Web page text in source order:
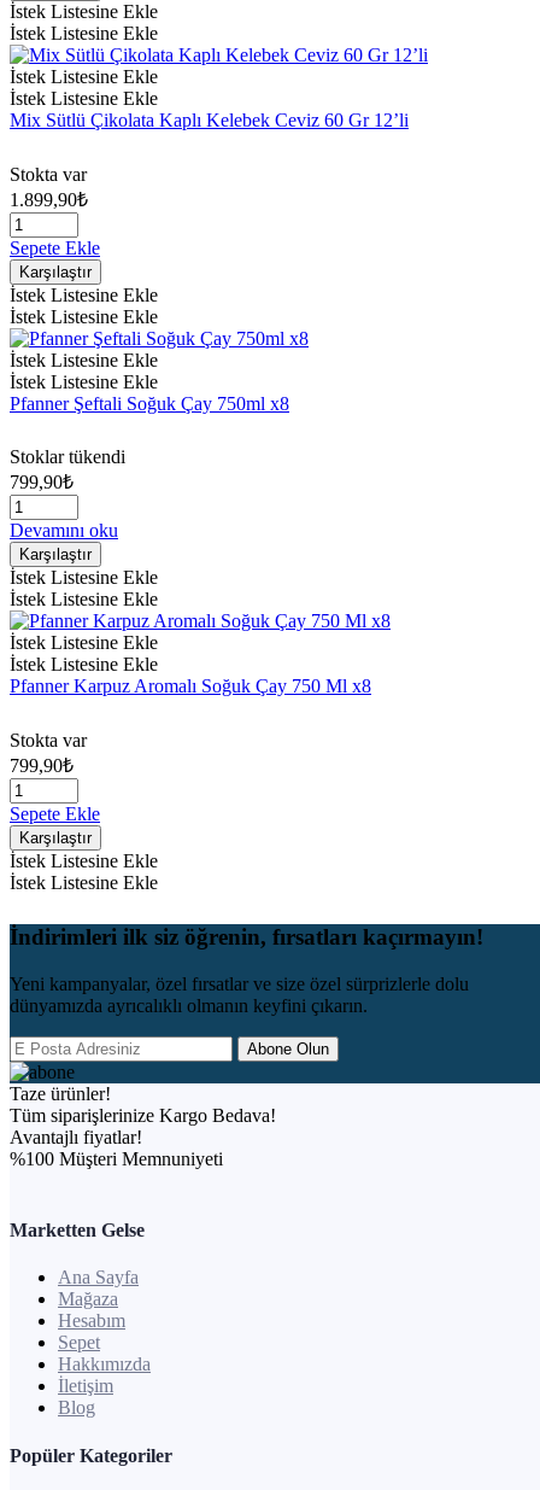
İstek Listesine Ekle
İstek Listesine Ekle
İstek Listesine Ekle
İstek Listesine Ekle
Mix Sütlü Çikolata Kaplı Kelebek Ceviz 60 Gr 12’li
Stokta var
1.899,90₺
Sepete Ekle
Karşılaştır
İstek Listesine Ekle
İstek Listesine Ekle
İstek Listesine Ekle
İstek Listesine Ekle
Pfanner Şeftali Soğuk Çay 750ml x8
Stoklar tükendi
799,90₺
Devamını oku
Karşılaştır
İstek Listesine Ekle
İstek Listesine Ekle
İstek Listesine Ekle
İstek Listesine Ekle
Pfanner Karpuz Aromalı Soğuk Çay 750 Ml x8
Stokta var
799,90₺
Sepete Ekle
Karşılaştır
İstek Listesine Ekle
İstek Listesine Ekle
İndirimleri ilk siz öğrenin, fırsatları kaçırmayın!
Yeni kampanyalar, özel fırsatlar ve size özel sürprizlerle dolu
dünyamızda ayrıcalıklı olmanın keyfini çıkarın.
Taze ürünler!
Tüm siparişlerinize Kargo Bedava!
Avantajlı fiyatlar!
%100 Müşteri Memnuniyeti
Marketten Gelse
Ana Sayfa
Mağaza
Hesabım
Sepet
Hakkımızda
İletişim
Blog
Popüler Kategoriler